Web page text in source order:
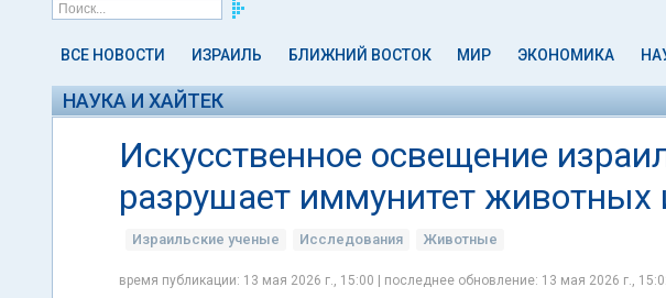
ВСЕ НОВОСТИ ИЗРАИЛЬ БЛИЖНИЙ ВОСТОК МИР ЭКОНОМИКА
НАУКА И ХАЙТЕК
Искусственное освещение
разрушает иммунитет животных
Израильские ученые Исследования Животные
время публикации: 13 мая 2026 г., 15:00 | последнее обновление: 13 мая 2026 г.,